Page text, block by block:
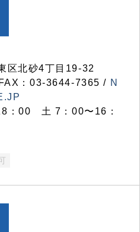
北砂4丁目19-32
：03-3644-7365 / N
：00 土 7：00〜16：